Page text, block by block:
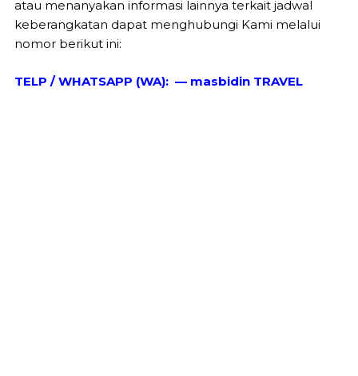
atau menanyakan informasi lainnya terkait jadwal
keberangkatan dapat menghubungi Kami melalui
nomor berikut ini:
TELP / WHATSAPP (WA): — masbidin TRAVEL